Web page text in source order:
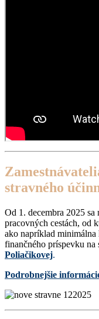
stravného
Od 1. decembra 2025
pracovných cestách, od
ako napríklad minimálna
finančného príspevku
Poliačikovej.
Podrobnejšie